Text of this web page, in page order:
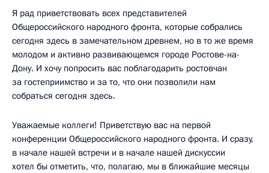
Я рад приветствовать всех представителей
Общероссийского народного фронта, которые собрались
сегодня здесь в замечательном древнем, но в то же время
молодом и активно развивающемся городе Ростове-на-
Дону. И хочу попросить вас поблагодарить ростовчан
за гостеприимство и за то, что они позволили нам
собраться сегодня здесь.
Уважаемые коллеги! Приветствую вас на первой
конференции Общероссийского народного фронта. И сразу,
в начале нашей встречи и в начале нашей дискуссии
хотел бы отметить, что, полагаю, мы в ближайшие месяцы